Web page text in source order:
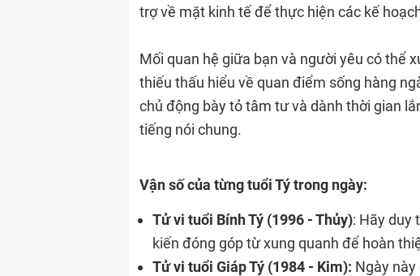
trợ về mặt kinh tế để thực hiện các kế
Mối quan hệ giữa bạn và người yêu có thể
thiếu thấu hiểu về quan điểm sống hàng
chủ động bày tỏ tâm tư và dành thời gian
tiếng nói chung.
Vận số của từng tuổi Tý trong ngày:
Tử vi tuổi Bính Tý (1996 - Thủy): Hãy duy
kiến đóng góp từ xung quanh để hoàn
Tử vi tuổi Giáp Tý (1984 - Kim): Ngày